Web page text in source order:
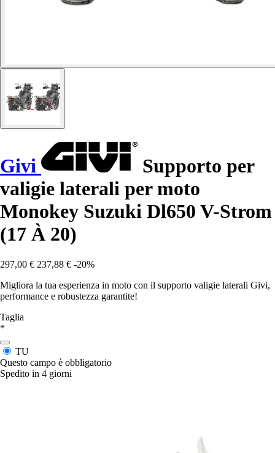
Givi
Supporto per
valigie laterali per moto
Monokey Suzuki Dl650 V-Strom
(17 À 20)
297,00 € 237,88 € -20%
Migliora la tua esperienza in moto con il supporto valigie laterali Givi,
performance e robustezza garantite!
Taglia
*
TU
Questo campo è obbligatorio
Spedito in 4 giorni